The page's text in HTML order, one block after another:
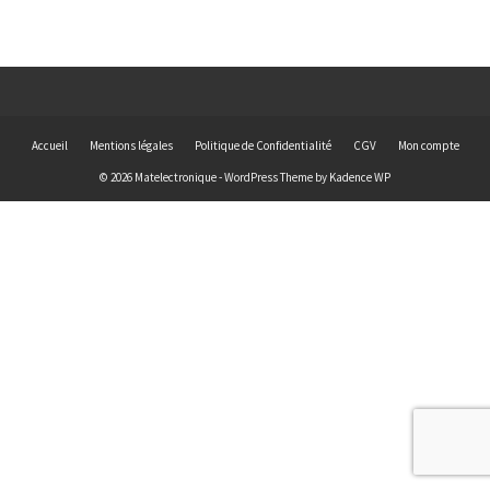
Accueil Mentions légales Politique de Confidentialité CGV Mon compte
© 2026 Matelectronique - WordPress Theme by Kadence WP